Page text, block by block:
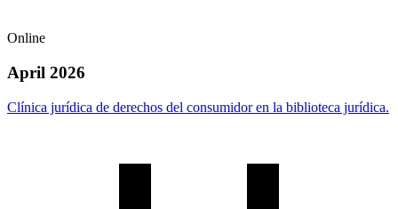
Online
April 2026
Clínica jurídica de derechos del consumidor en la biblioteca jurídica.